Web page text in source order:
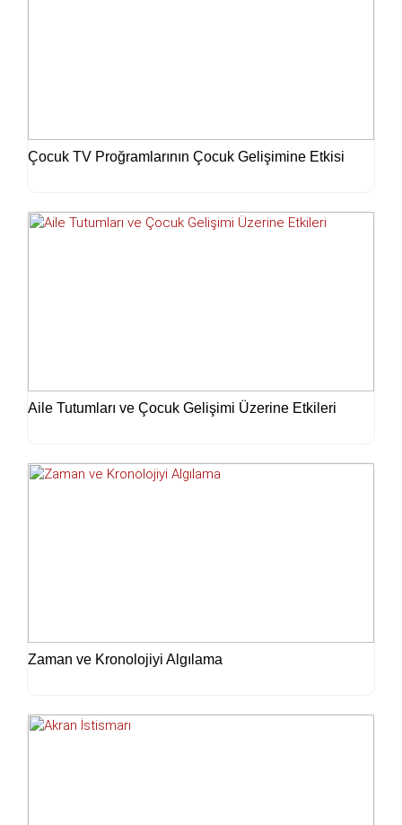
Çocuk TV Proğramlarının Çocuk Gelişimine Etkisi
Aile Tutumları ve Çocuk Gelişimi Üzerine Etkileri
Zaman ve Kronolojiyi Algılama